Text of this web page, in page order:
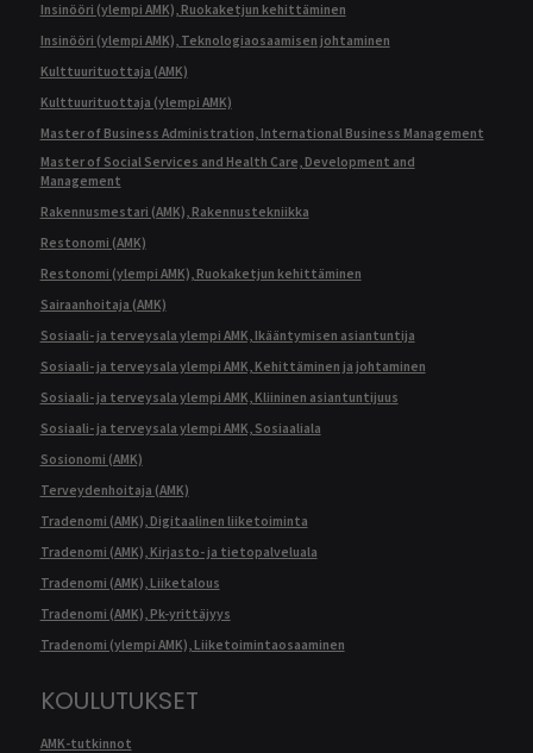
Insinööri (ylempi AMK), Ruokaketjun kehittäminen
Insinööri (ylempi AMK), Teknologiaosaamisen johtaminen
Kulttuurituottaja (AMK)
Kulttuurituottaja (ylempi AMK)
Master of Business Administration, International Business Management
Master of Social Services and Health Care, Development and
Management
Rakennusmestari (AMK), Rakennustekniikka
Restonomi (AMK)
Restonomi (ylempi AMK), Ruokaketjun kehittäminen
Sairaanhoitaja (AMK)
Sosiaali- ja terveysala ylempi AMK, Ikääntymisen asiantuntija
Sosiaali- ja terveysala ylempi AMK, Kehittäminen ja johtaminen
Sosiaali- ja terveysala ylempi AMK, Kliininen asiantuntijuus
Sosiaali- ja terveysala ylempi AMK, Sosiaaliala
Sosionomi (AMK)
Terveydenhoitaja (AMK)
Tradenomi (AMK), Digitaalinen liiketoiminta
Tradenomi (AMK), Kirjasto- ja tietopalveluala
Tradenomi (AMK), Liiketalous
Tradenomi (AMK), Pk-yrittäjyys
Tradenomi (ylempi AMK), Liiketoimintaosaaminen
KOULUTUKSET
AMK-tutkinnot